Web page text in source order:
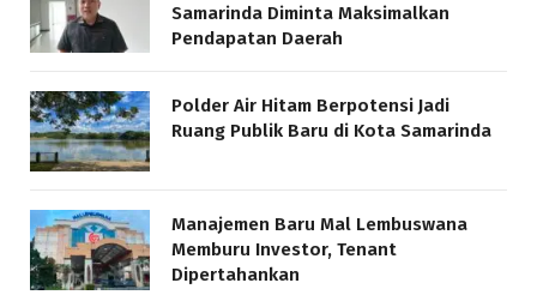
Samarinda Diminta Maksimalkan
Pendapatan Daerah
Polder Air Hitam Berpotensi Jadi
Ruang Publik Baru di Kota Samarinda
Manajemen Baru Mal Lembuswana
Memburu Investor, Tenant
Dipertahankan